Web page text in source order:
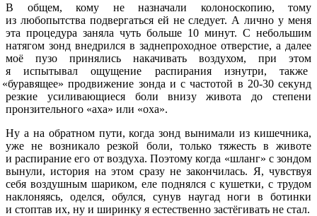
В общем, кому не назначали колоноскопию, тому
из любопытства подвергаться ей не следует. А лично у меня
эта процедура заняла чуть больше 10 минут. С небольшим
натягом зонд внедрился в заднепроходное отверстие, а далее
моё пузо принялись накачивать воздухом, при этом
я испытывал ощущение распирания изнутри, также
«буравящее» продвижение зонда и с частотой в 20-30 секунд
резкие усиливающиеся боли внизу живота до степени
пронзительного «аха» или «оха».
Ну а на обратном пути, когда зонд вынимали из кишечника,
уже не возникало резкой боли, только тяжесть в животе
и распирание его от воздуха. Поэтому когда «шланг» с зондом
вынули, история на этом сразу не закончилась. Я, чувствуя
себя воздушным шариком, еле поднялся с кушетки, с трудом
наклоняясь, оделся, обулся, сунув наугад ноги в ботинки
и стоптав их, ну и ширинку я естественно застёгивать не стал.